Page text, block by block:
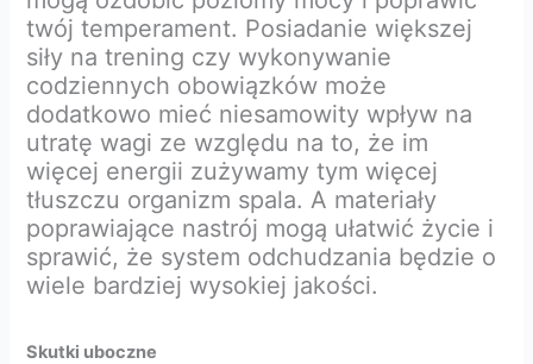
twój temperament. Posiadanie większej
siły na trening czy wykonywanie
codziennych obowiązków może
dodatkowo mieć niesamowity wpływ na
utratę wagi ze względu na to, że im
więcej energii zużywamy tym więcej
tłuszczu organizm spala. A materiały
poprawiające nastrój mogą ułatwić życie i
sprawić, że system odchudzania będzie o
wiele bardziej wysokiej jakości.
Skutki uboczne